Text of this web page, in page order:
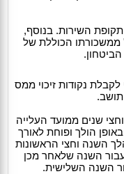
השירות. בנוסף,
ממשכורתו הכוללת של
נקודות זיכוי ממס
שנים ממועד העלייה
הולך ופוחת לאורך
השנה וחצי הראשונות
השנה שלאחר מכן
השנה השלישית.